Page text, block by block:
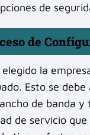
de
de
elegido la
Esto se
de banda
de servicio